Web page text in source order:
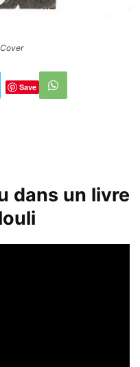
Save
dans un livre